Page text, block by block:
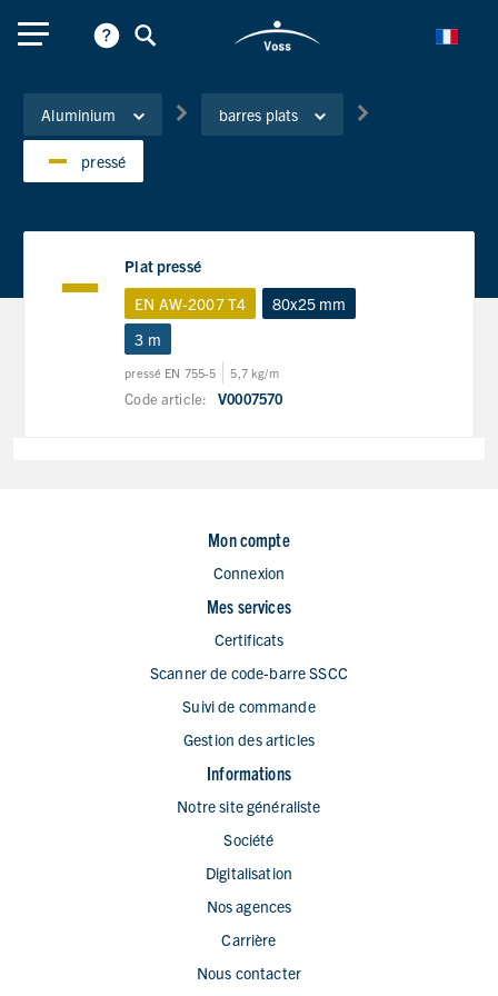
Aluminium barres plats
pressé
Plat pressé
EN AW-2007 T4
80x25 mm
3 m
pressé EN 755-5 5,7 kg/m
Code article: V0007570
Mon compte
Connexion
Mes services
Certificats
Scanner de code-barre SSCC
Suivi de commande
Gestion des articles
Informations
Notre site généraliste
Société
Digitalisation
Nos agences
Carrière
Nous contacter